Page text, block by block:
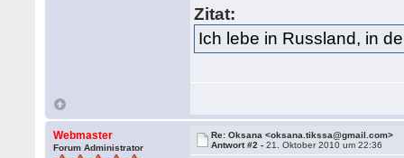
Zitat:
Ich lebe in Russland, in
Webmaster
Forum Administrator
Re: Oksana <oksana.tikssa@gmail.com>
Antwort #2 -21. Oktober 2010 um 22:36